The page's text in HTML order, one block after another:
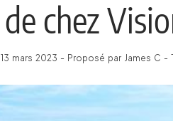
de chez
13 mars 2023 - Proposé par James C